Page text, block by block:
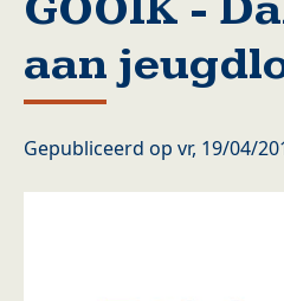
aan
Gepubliceerd op vr, 19/04/